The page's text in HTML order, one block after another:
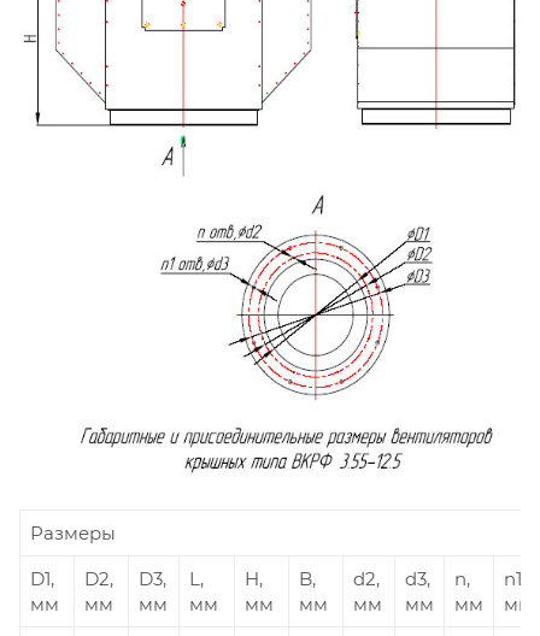
Размеры
D1,
мм
D2,
мм
D3,
мм
L,
мм
H,
мм
B,
мм
d2,
мм
d3,
мм
n,
мм
n1,
мм